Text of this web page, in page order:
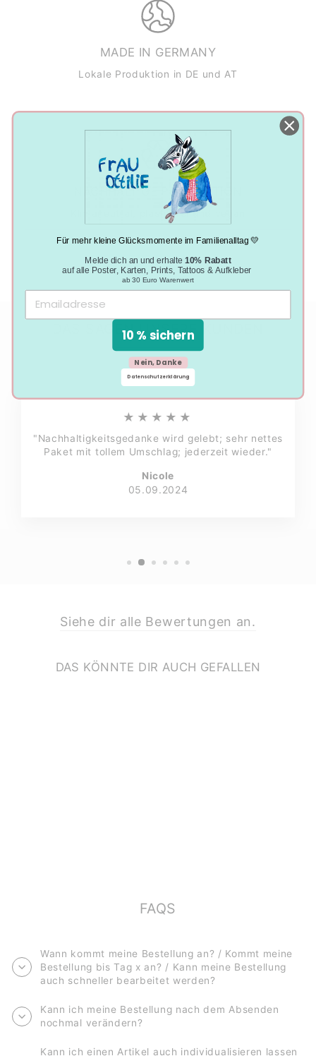
MADE IN GERMANY
Lokale Produktion in DE und AT
NACHHALTIGE PRODUKTION
Klimaneutral, plastikfrei und vegan
DAS SAGEN UNSERE KUNDEN
★★★★★
"Nachhaltigkeitsgedanke wird gelebt; sehr nettes
Paket mit tollem Umschlag; jederzeit wieder."
Nicole
05.09.2024
Siehe dir alle Bewertungen an.
DAS KÖNNTE DIR AUCH GEFALLEN
FAQS
Wann kommt meine Bestellung an? / Kommt meine
Bestellung bis Tag x an? / Kann meine Bestellung
auch schneller bearbeitet werden?
Kann ich meine Bestellung nach dem Absenden
nochmal verändern?
Kann ich einen Artikel auch individualisieren lassen
Für mehr kleine Glücksmomente im Familienalltag 💛
Melde dich an und erhalte10% Rabatt
auf alle Poster, Karten, Prints, Tattoos & Aufkleber
ab 30 Euro Warenwert
10 % sichern
Nein, Danke
Datenschutzerklärung